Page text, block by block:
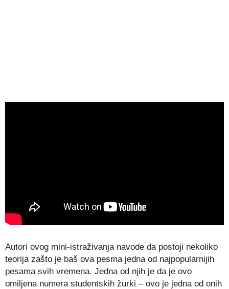
Autori ovog mini-istraživanja navode da postoji nekoliko
teorija zašto je baš ova pesma jedna od najpopularnijih
pesama svih vremena. Jedna od njih je da je ovo
omiljena numera studentskih žurki – ovo je jedna od onih